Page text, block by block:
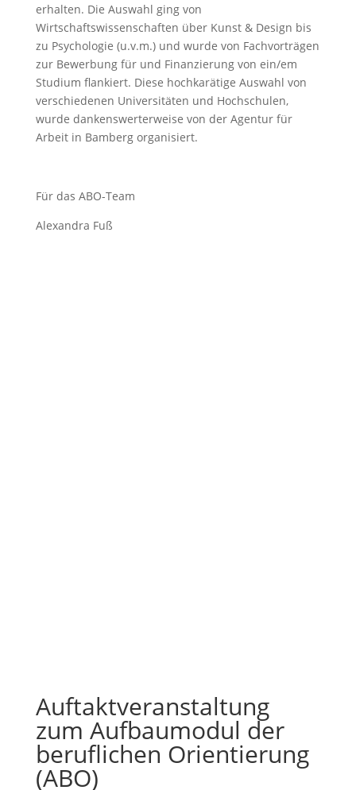
erhalten. Die Auswahl ging von
Wirtschaftswissenschaften über Kunst & Design bis
zu Psychologie (u.v.m.) und wurde von Fachvorträgen
zur Bewerbung für und Finanzierung von ein/em
Studium flankiert. Diese hochkarätige Auswahl von
verschiedenen Universitäten und Hochschulen,
wurde dankenswerterweise von der Agentur für
Arbeit in Bamberg organisiert.
Für das ABO-Team
Alexandra Fuß
Auftaktveranstaltung
zum Aufbaumodul der
beruflichen Orientierung
(ABO)